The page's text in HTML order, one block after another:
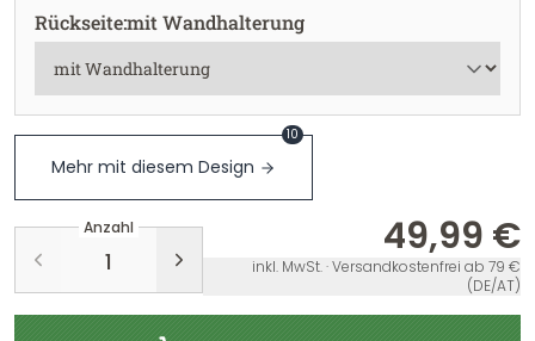
Rückseite:mit Wandhalterung
Mehr mit diesem Design
10
Anzahl 49,99 €
inkl. MwSt. · Versandkostenfrei ab 79 €
(DE/AT)